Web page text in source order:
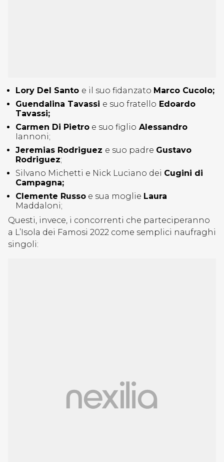
Lory Del Santo e il suo fidanzato Marco Cucolo;
Guendalina Tavassi e suo fratello Edoardo
Tavassi;
Carmen Di Pietro e suo figlio Alessandro
Iannoni;
Jeremias Rodriguez e suo padre Gustavo
Rodriguez;
Silvano Michetti e Nick Luciano dei Cugini di
Campagna;
Clemente Russo e sua moglie Laura
Maddaloni;
Questi, invece, i concorrenti che parteciperanno
a L’Isola dei Famosi 2022 come semplici naufraghi
singoli: